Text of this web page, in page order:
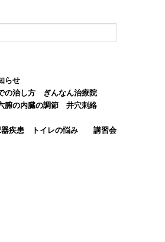
らせ
の治し方 ぎんなん治療院
腑の内臓の調節 井穴刺絡
器疾患 トイレの悩み 講習会